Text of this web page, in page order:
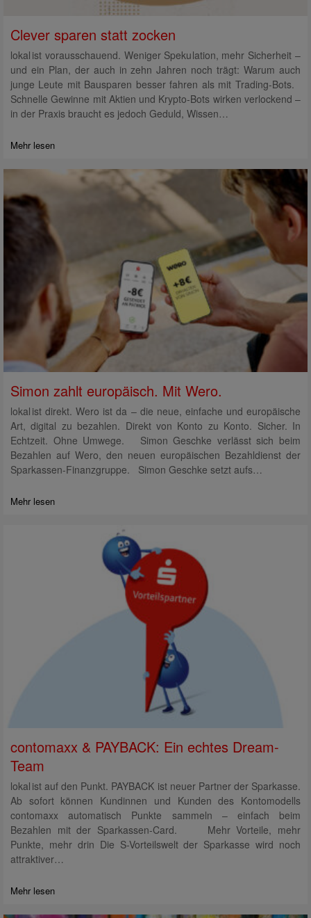
Clever sparen statt zocken
lokal ist vorausschauend. Weniger Spekulation, mehr Sicherheit –
und ein Plan, der auch in zehn Jahren noch trägt: Warum auch
junge Leute mit Bausparen besser fahren als mit Trading-Bots.
Schnelle Gewinne mit Aktien und Krypto-Bots wirken verlockend –
in der Praxis braucht es jedoch Geduld, Wissen…
Mehr lesen
Simon zahlt europäisch. Mit Wero.
lokal ist direkt. Wero ist da – die neue, einfache und europäische
Art, digital zu bezahlen. Direkt von Konto zu Konto. Sicher. In
Echtzeit. Ohne Umwege. Simon Geschke verlässt sich beim
Bezahlen auf Wero, den neuen europäischen Bezahldienst der
Sparkassen-Finanzgruppe. Simon Geschke setzt aufs…
Mehr lesen
contomaxx & PAYBACK: Ein echtes Dream-
Team
lokal ist auf den Punkt. PAYBACK ist neuer Partner der Sparkasse.
Ab sofort können Kundinnen und Kunden des Kontomodells
contomaxx automatisch Punkte sammeln – einfach beim
Bezahlen mit der Sparkassen-Card. Mehr Vorteile, mehr
Punkte, mehr drin Die S-Vorteilswelt der Sparkasse wird noch
attraktiver…
Mehr lesen